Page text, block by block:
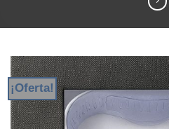
¡Oferta!